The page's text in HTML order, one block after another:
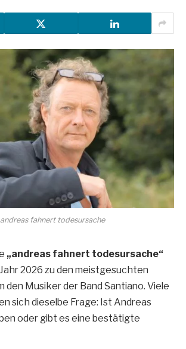
andreas fahnert todesursache
„andreas fahnert todesursache“
2026 zu den meistgesuchten
den Musiker der Band Santiano. Viele
sich dieselbe Frage: Ist Andreas
oder gibt es eine bestätigte